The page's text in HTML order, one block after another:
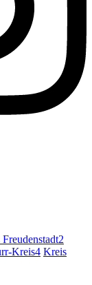
2
Kreis4 Kreis